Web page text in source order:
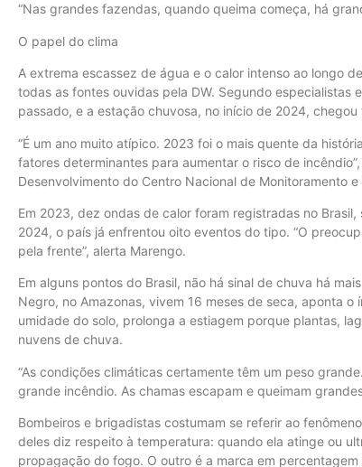
“Nas grandes fazendas, quando queima começa, há
O papel do clima
A extrema escassez de água e o calor intenso ao longo
todas as fontes ouvidas pela DW. Segundo
passado, e a estação chuvosa, no início de 2024,
“É um ano muito atípico. 2023 foi o mais quente da
fatores determinantes para aumentar o risco de
Desenvolvimento do Centro Nacional de Monitoramento
Em 2023, dez ondas de calor foram registradas no
2024, o país já enfrentou oito eventos do tipo. “O
pela frente”, alerta Marengo.
Em alguns pontos do Brasil, não há sinal de chuva há
Negro, no Amazonas, vivem 16 meses de seca, aponta
umidade do solo, prolonga a estiagem porque plantas,
nuvens de chuva.
“As condições climáticas certamente têm um peso
grande incêndio. As chamas escapam e queimam
Bombeiros e brigadistas costumam se referir ao
deles diz respeito à temperatura: quando ela atinge ou
propagação do fogo. O outro é a marca em